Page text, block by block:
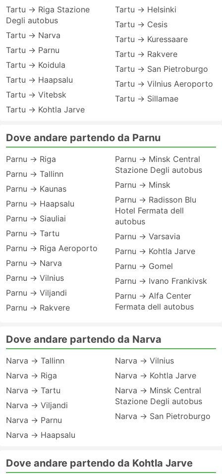
Tartu → Riga Stazione
Degli autobus
Tartu → Narva
Tartu → Parnu
Tartu → Koidula
Tartu → Haapsalu
Tartu → Vitebsk
Tartu → Kohtla Jarve
Tartu → Helsinki
Tartu → Cesis
Tartu → Kuressaare
Tartu → Rakvere
Tartu → San Pietroburgo
Tartu → Vilnius Aeroporto
Tartu → Sillamae
Dove andare partendo da Parnu
Parnu → Riga
Parnu → Tallinn
Parnu → Kaunas
Parnu → Haapsalu
Parnu → Siauliai
Parnu → Tartu
Parnu → Riga Aeroporto
Parnu → Narva
Parnu → Vilnius
Parnu → Viljandi
Parnu → Rakvere
Parnu → Minsk Central
Stazione Degli autobus
Parnu → Minsk
Parnu → Radisson Blu
Hotel Fermata dell
autobus
Parnu → Varsavia
Parnu → Kohtla Jarve
Parnu → Gomel
Parnu → Ivano Frankivsk
Parnu → Alfa Center
Fermata dell autobus
Dove andare partendo da Narva
Narva → Tallinn
Narva → Riga
Narva → Tartu
Narva → Viljandi
Narva → Parnu
Narva → Haapsalu
Narva → Vilnius
Narva → Kohtla Jarve
Narva → Minsk Central
Stazione Degli autobus
Narva → San Pietroburgo
Dove andare partendo da Kohtla Jarve